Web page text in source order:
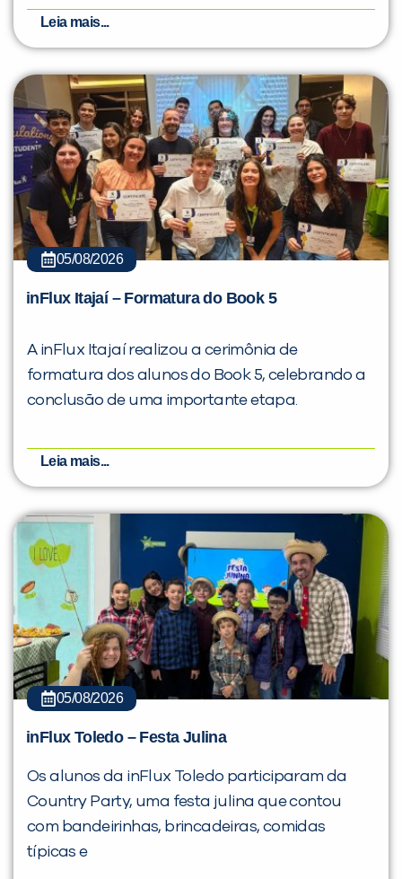
Leia mais...
05/08/2026
inFlux Itajaí – Formatura do Book 5
A inFlux Itajaí realizou a cerimônia de
formatura dos alunos do Book 5, celebrando a
conclusão de uma importante etapa.
Leia mais...
05/08/2026
inFlux Toledo – Festa Julina
Os alunos da inFlux Toledo participaram da
Country Party, uma festa julina que contou
com bandeirinhas, brincadeiras, comidas
típicas e